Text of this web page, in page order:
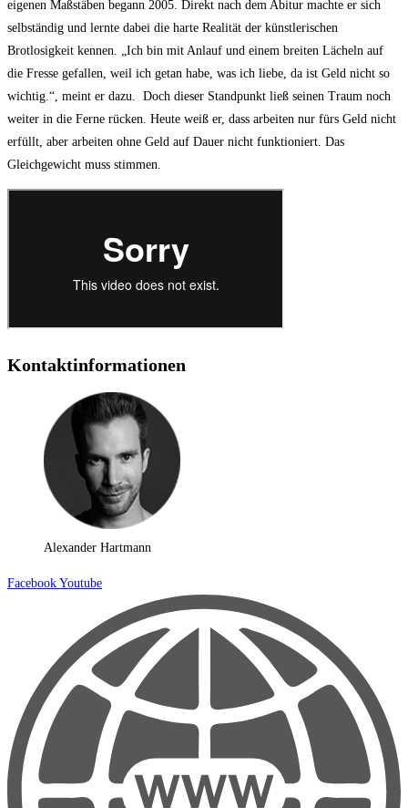
eigenen Maßstäben begann 2005. Direkt nach dem Abitur machte er sich
selbständig und lernte dabei die harte Realität der künstlerischen
Brotlosigkeit kennen. „Ich bin mit Anlauf und einem breiten Lächeln auf
die Fresse gefallen, weil ich getan habe, was ich liebe, da ist Geld nicht so
wichtig.“, meint er dazu. Doch dieser Standpunkt ließ seinen Traum noch
weiter in die Ferne rücken. Heute weiß er, dass arbeiten nur fürs Geld nicht
erfüllt, aber arbeiten ohne Geld auf Dauer nicht funktioniert. Das
Gleichgewicht muss stimmen.
Kontaktinformationen
Alexander Hartmann
Facebook Youtube